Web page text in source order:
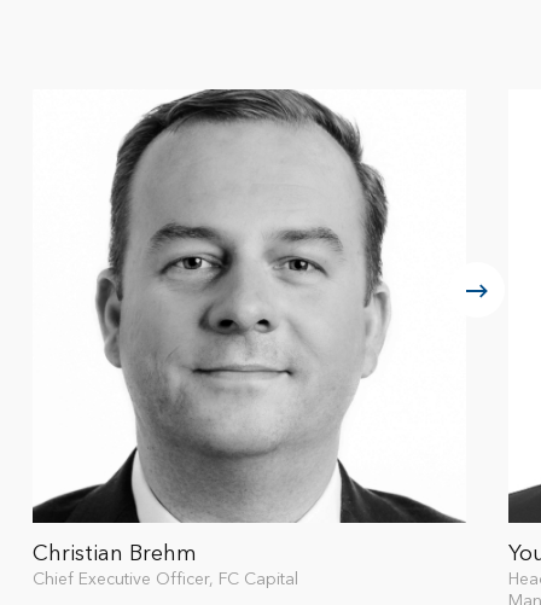
Christian Brehm
Chief Executive Officer, FC Capital